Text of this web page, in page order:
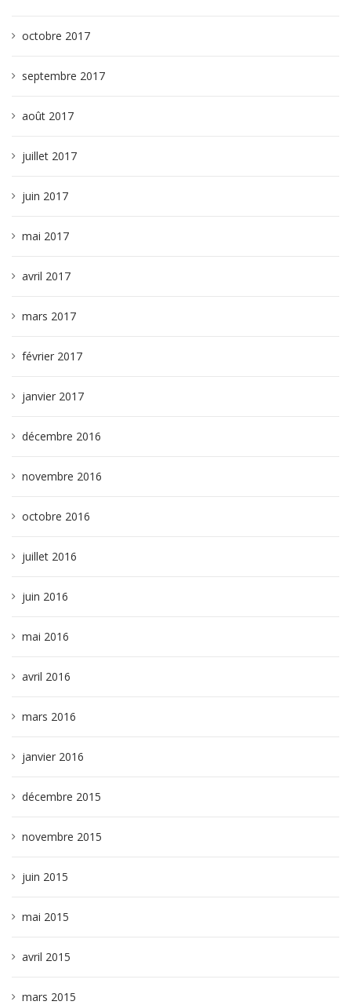
octobre 2017
septembre 2017
août 2017
juillet 2017
juin 2017
mai 2017
avril 2017
mars 2017
février 2017
janvier 2017
décembre 2016
novembre 2016
octobre 2016
juillet 2016
juin 2016
mai 2016
avril 2016
mars 2016
janvier 2016
décembre 2015
novembre 2015
juin 2015
mai 2015
avril 2015
mars 2015